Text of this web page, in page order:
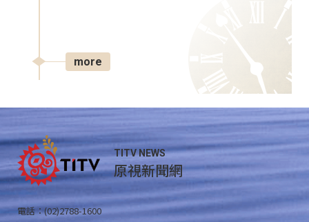
more
TITV NEWS
原視新聞網
電話：(02)2788-1600